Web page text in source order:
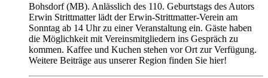
Bohsdorf (MB). Anlässlich des 110. Geburtstags des Autors
Erwin Strittmatter lädt der Erwin-Strittmatter-Verein am
Sonntag ab 14 Uhr zu einer Veranstaltung ein. Gäste haben
die Möglichkeit mit Vereinsmitgliedern ins Gespräch zu
kommen. Kaffee und Kuchen stehen vor Ort zur Verfügung.
Weitere Beiträge aus unserer Region finden Sie hier!